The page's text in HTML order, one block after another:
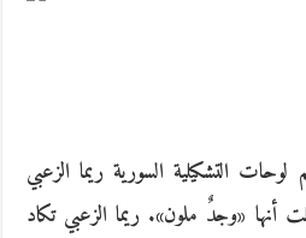
التشكيلية السورية ريما الزعبي
أنها «وجدٌ ملون». ريما الزعبي تكاد